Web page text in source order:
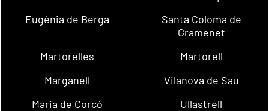
Eugènia de Berga
Santa Coloma de
Gramenet
Martorelles
Martorell
Marganell
Vilanova de Sau
Maria de Corcó
Ullastrell